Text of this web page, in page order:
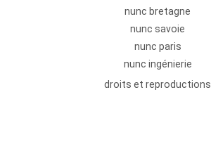
nunc bretagne
nunc savoie
nunc paris
nunc ingénierie
droits et reproductions